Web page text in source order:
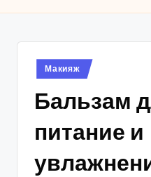
Опубликовано
в
Макияж
Бальзам
питание и